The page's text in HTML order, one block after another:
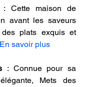
: Cette maison de
avant les saveurs
plats exquis et
En savoir plus
: Connue pour sa
Mets des